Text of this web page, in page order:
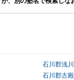
石川郡浅
石川郡古